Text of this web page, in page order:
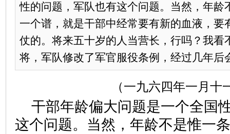
性的问题，军队也有这个问题。当然，年龄
一个谱，就是干部中经常要有新的血液，要
仗的。将来五十岁的人当营长，行吗？我看
将，军队修改了军官服役条例，经过几年后
（一九六四年一月十
干部年龄偏大问题是一个全国
这个问题。当然，年龄不是惟一